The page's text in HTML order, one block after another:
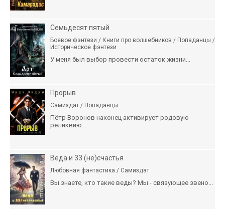
Семьдесят пятый
Боевое фэнтези / Книги про волшебников / Попаданцы /
Историческое фэнтези
У меня был выбор провести остаток жизни...
Прорыв
Самиздат / Попаданцы
Пётр Воронов наконец активирует родовую
реликвию...
Веда и 33 (не)счастья
Любовная фантастика / Самиздат
Вы знаете, кто такие веды? Мы - связующее звено...